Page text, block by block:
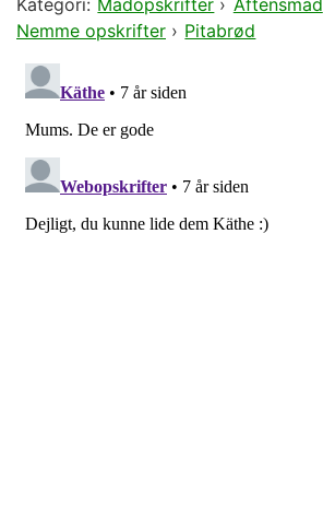
Nemme opskrifter › Pitabrød